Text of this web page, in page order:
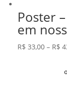
Poster
em
R$ 33,00 – R$